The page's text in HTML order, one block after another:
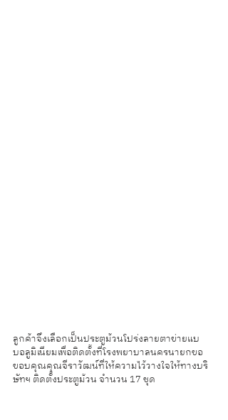
ลูกค้าจึงเลือกเป็นประตูม้วนโปร่งลายตาข่ายแบ
บอลูมิเนียมเพื่อติดตั้งที่โรงพยาบาลนครนายกขอ
ขอบคุณคุณจีราวัฒน์ที่ให้ความไว้วางใจให้ทางบริ
ษัทฯ ติดตั้งประตูม้วน จำนวน 17 ชุด